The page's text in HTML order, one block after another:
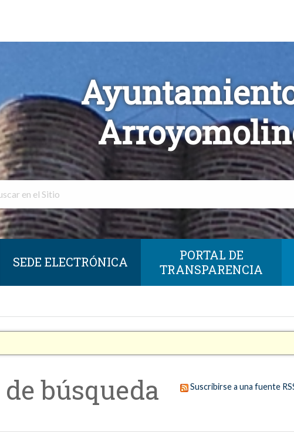
SEDE ELECTRÓNICA
PORTAL DE
TRANSPARENCIA
búsqueda Suscribirse a una fuente